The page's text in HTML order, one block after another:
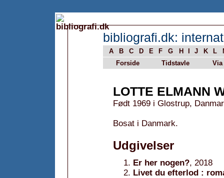
bibliografi.dk:
A B C D E F G H J K L
Forside
Tidstavle Via
LOTTE ELMANN
Født 1969 i Glostrup,
Bosat i Danmark.
Udgivelser
Er her nogen?, 2018
Livet du efterlod :